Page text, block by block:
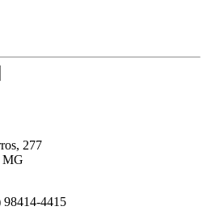
277
MG
98414-4415